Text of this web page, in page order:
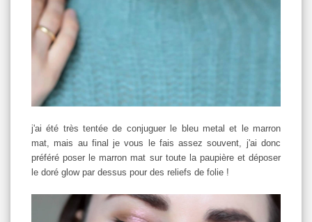
j'ai été très tentée de conjuguer le bleu metal et le marron
mat, mais au final je vous le fais assez souvent, j'ai donc
préféré poser le marron mat sur toute la paupière et déposer
le doré glow par dessus pour des reliefs de folie !